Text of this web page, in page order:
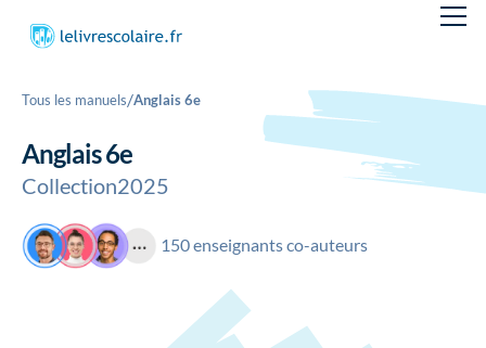
Tous les manuels/Anglais 6e
Anglais 6e
Collection2025
150 enseignants co-auteurs